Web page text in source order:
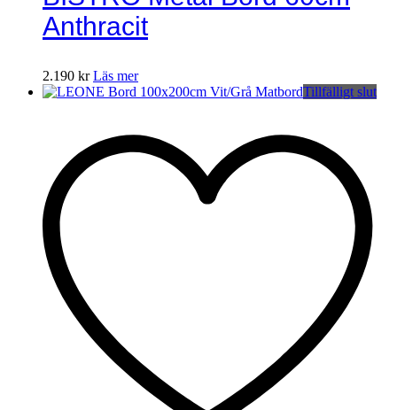
Anthracit
2.190 kr Läs mer
Tillfälligt slut